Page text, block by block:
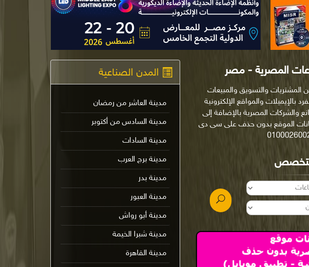
المصرية - مصر
المشتريات والتسويق والمبيعات
العامة منذ عام 1998 والذى ينفرد بالإيميلات والمواقع الإلكترونية
والشركات المصرية بالإضافة إلى
الموقع بدون حذف على سى دى
المدن الصناعية
مدينة العاشر من رمضان
مدينة السادس من أكتوبر
مدينة السادات
مدينة برج العرب
مدينة بدر
مدينة العبور
مدينة أبو رواش
مدينة شبرا الخيمة
مدينة القاهرة